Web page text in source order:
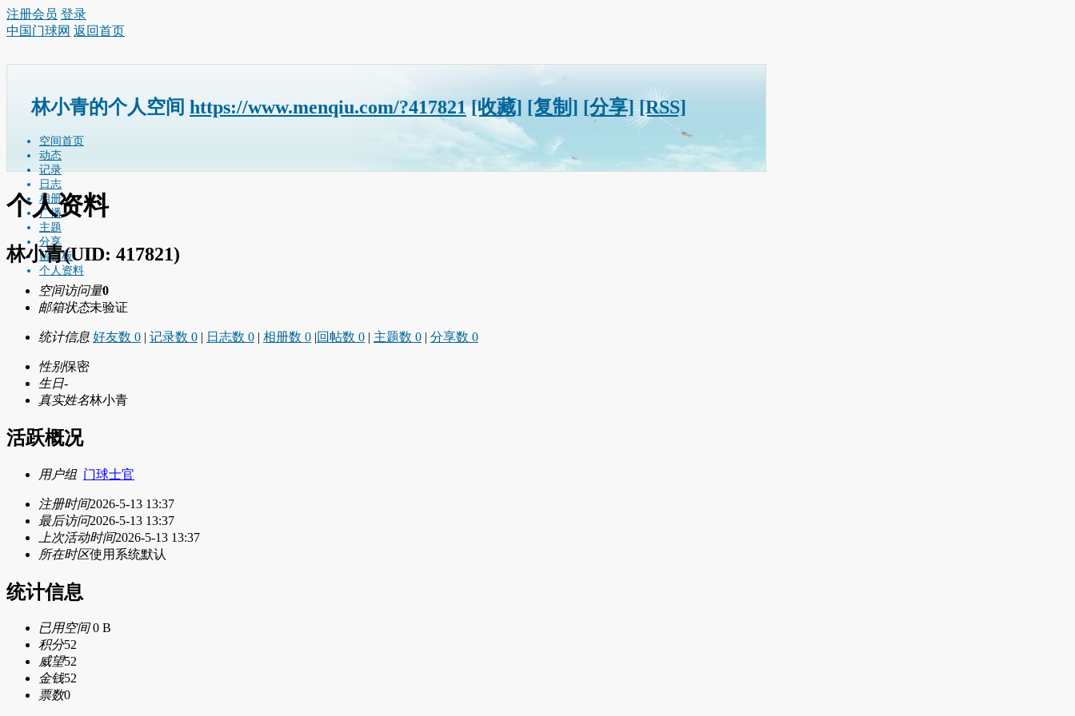
注册会员 登录
中国门球网 返回首页
林小青的个人空间 https://www.menqiu.com/?417821 [收藏] [复制] [分享] [RSS]
空间首页
动态
记录
日志
相册
广播
主题
分享
留言板
个人资料
个人资料
林小青(UID: 417821)
空间访问量0
邮箱状态未验证
统计信息 好友数 0 | 记录数 0 | 日志数 0 | 相册数 0 |回帖数 0 | 主题数 0 | 分享数 0
性别保密
生日-
真实姓名林小青
活跃概况
用户组 门球士官
注册时间2026-5-13 13:37
最后访问2026-5-13 13:37
上次活动时间2026-5-13 13:37
所在时区使用系统默认
统计信息
已用空间0 B
积分52
威望52
金钱52
票数0